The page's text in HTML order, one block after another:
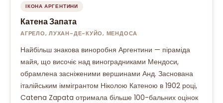
ІКОНА АРГЕНТИНИ
Катена Запата
АГРЕЛО, ЛУХАН-ДЕ-КУЙО, МЕНДОСА
Найбільш знакова виноробня Аргентини — піраміда
майя, що височіє над виноградниками Мендоси,
обрамлена засніженими вершинами Анд. Заснована
італійським іммігрантом Ніколою Катеною в 1902 році,
Catena Zapata отримала більше 100-бальних оцінок